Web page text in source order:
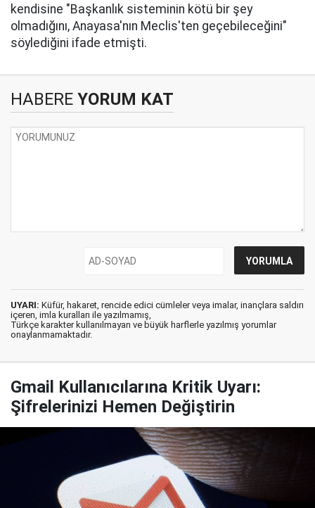
kendisine "Başkanlık sisteminin kötü bir şey
olmadığını, Anayasa'nın Meclis'ten geçebileceğini"
söylediğini ifade etmişti.
HABERE YORUM KAT
UYARI: Küfür, hakaret, rencide edici cümleler veya imalar, inançlara saldırı
içeren, imla kuralları ile yazılmamış,
Türkçe karakter kullanılmayan ve büyük harflerle yazılmış yorumlar
onaylanmamaktadır.
Gmail Kullanıcılarına Kritik Uyarı:
Şifrelerinizi Hemen Değiştirin